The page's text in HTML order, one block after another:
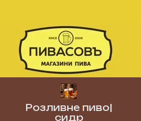
Розливне пиво|
сидр